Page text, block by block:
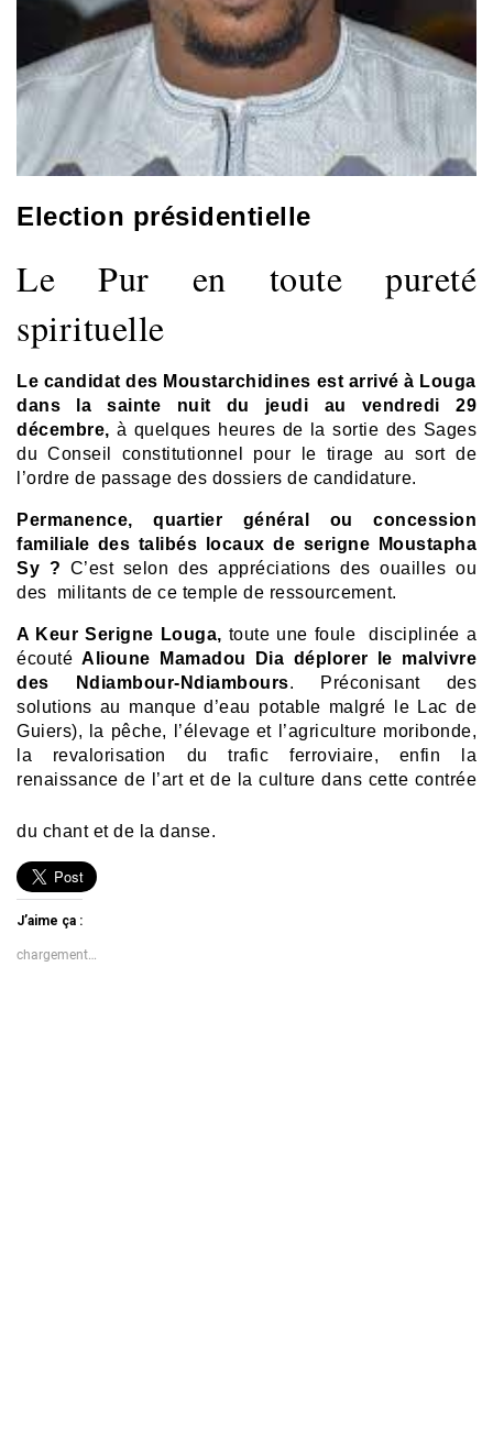
Election présidentielle
Le Pur en toute pureté
spirituelle
Le candidat des Moustarchidines est arrivé à Louga
dans la sainte nuit du jeudi au vendredi 29
décembre, à quelques heures de la sortie des Sages
du Conseil constitutionnel pour le tirage au sort de
l’ordre de passage des dossiers de candidature.
Permanence, quartier général ou concession
familiale des talibés locaux de serigne Moustapha
Sy ? C’est selon des appréciations des ouailles ou
des militants de ce temple de ressourcement.
A Keur Serigne Louga, toute une foule disciplinée a
écoutéAlioune Mamadou Dia déplorer le malvivre
des Ndiambour-Ndiambours. Préconisant des
solutions au manque d’eau potable malgré le Lac de
Guiers), la pêche, l’élevage et l’agriculture moribonde,
la revalorisation du trafic ferroviaire, enfin la
renaissance de l’art et de la culture dans cette contrée
du chant et de la danse.
J’aime ça :
chargement…